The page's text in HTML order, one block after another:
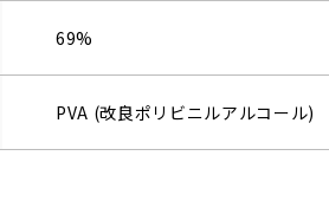
69%
PVA (改良ポリビニルアルコール)